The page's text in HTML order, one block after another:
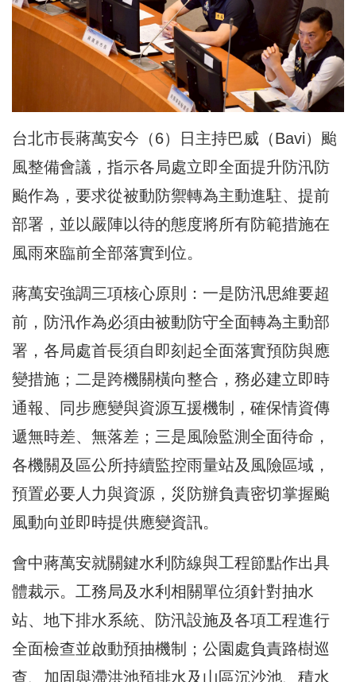
台北市長蔣萬安今（6）日主持巴威（Bavi）颱
風整備會議，指示各局處立即全面提升防汛防
颱作為，要求從被動防禦轉為主動進駐、提前
部署，並以嚴陣以待的態度將所有防範措施在
風雨來臨前全部落實到位。
蔣萬安強調三項核心原則：一是防汛思維要超
前，防汛作為必須由被動防守全面轉為主動部
署，各局處首長須自即刻起全面落實預防與應
變措施；二是跨機關橫向整合，務必建立即時
通報、同步應變與資源互援機制，確保情資傳
遞無時差、無落差；三是風險監測全面待命，
各機關及區公所持續監控雨量站及風險區域，
預置必要人力與資源，災防辦負責密切掌握颱
風動向並即時提供應變資訊。
會中蔣萬安就關鍵水利防線與工程節點作出具
體裁示。工務局及水利相關單位須針對抽水
站、地下排水系統、防汛設施及各項工程進行
全面檢查並啟動預抽機制；公園處負責路樹巡
查、加固與滯洪池預排水及山區沉沙池、積水